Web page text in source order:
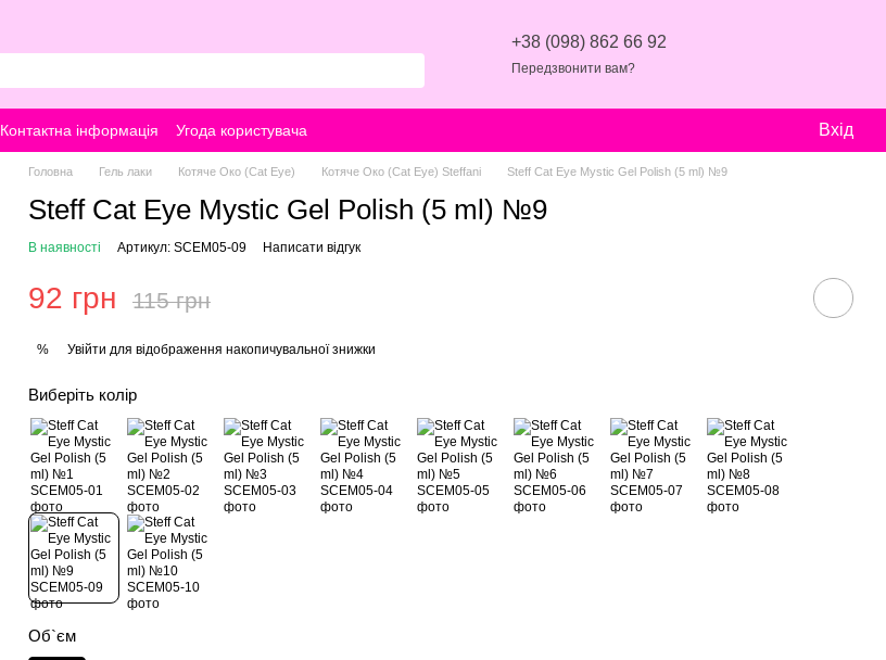
+38 (098) 862 66 92
Передзвонити вам?
Контактна інформація Угода користувача Вхід
Головна Гель лаки Котяче Око (Cat Eye) Котяче Око (Cat Eye) Steffani Steff Cat Eye Mystic Gel Polish (5 ml) №9
Steff Cat Eye Mystic Gel Polish (5 ml) №9
В наявності Артикул: SCEM05-09 Написати відгук
92 грн 115 грн
% Увійти для відображення накопичувальної знижки
Виберіть колір
Об`єм